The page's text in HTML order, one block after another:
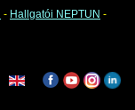
- Hallgatói NEPTUN -